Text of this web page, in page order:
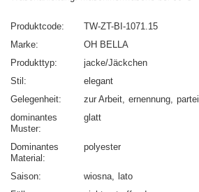
Produktcode
TW-ZT-BI-1071.15
Marke
OH BELLA
Produkttyp
jacke/Jäckchen
Stil
elegant
Gelegenheit
zur Arbeit ernennung partei
dominantes
Muster
glatt
Dominantes
Material
polyester
Saison wiosna
lato